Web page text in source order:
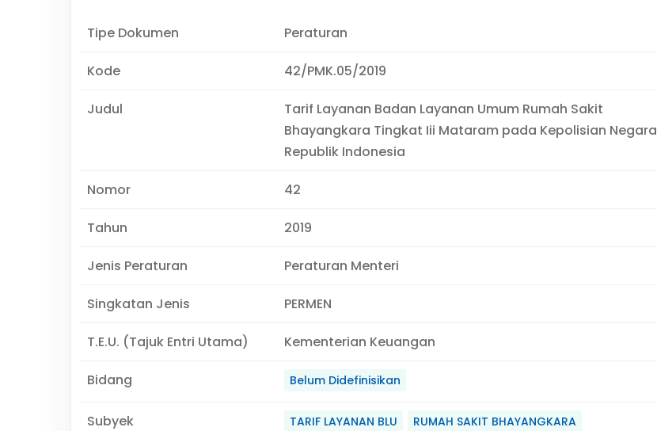
Tipe Dokumen Peraturan
Kode 42/PMK.05/2019
Judul
Tarif Layanan Badan Layanan Umum Rumah Sakit
Bhayangkara Tingkat Iii Mataram pada Kepolisian Negara
Republik Indonesia
Nomor 42
Tahun 2019
Jenis Peraturan Peraturan Menteri
Singkatan Jenis PERMEN
T.E.U. (Tajuk Entri Utama) Kementerian Keuangan
Bidang Belum Didefinisikan
Subyek TARIF LAYANAN BLU
RUMAH SAKIT BHAYANGKARA